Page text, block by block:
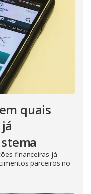
quais
financeiras já
parceiros no